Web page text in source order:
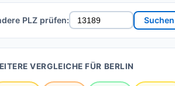
PLZ prüfen: Suchen
VERGLEICHE FÜR BERLIN